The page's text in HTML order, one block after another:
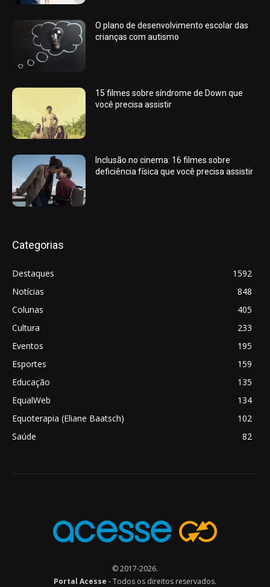
O plano de desenvolvimento escolar das
crianças com autismo
15 filmes sobre síndrome de Down que
você precisa assistir
Inclusão no cinema: 16 filmes sobre
deficiência física que você precisa assistir
Categorias
Destaques
1592
Notícias
848
Colunas
405
Cultura
233
Eventos
195
Esportes
159
Educação
135
EqualWeb
134
Equoterapia (Eliane Baatsch)
102
Saúde
82
© 2017-2026.
Portal Acesse - Todos os direitos reservados.